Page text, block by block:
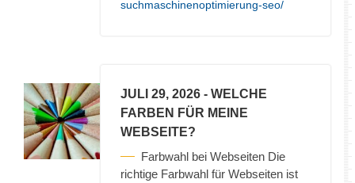
suchmaschinenoptimierung-seo/
JULI 29, 2026 - WELCHE
FARBEN FÜR MEINE
WEBSEITE?
Farbwahl bei Webseiten Die
richtige Farbwahl für Webseiten ist